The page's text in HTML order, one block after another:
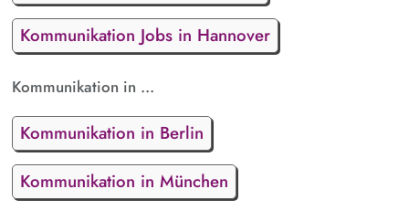
Kommunikation Jobs in Hannover
Kommunikation in ...
Kommunikation in Berlin
Kommunikation in München